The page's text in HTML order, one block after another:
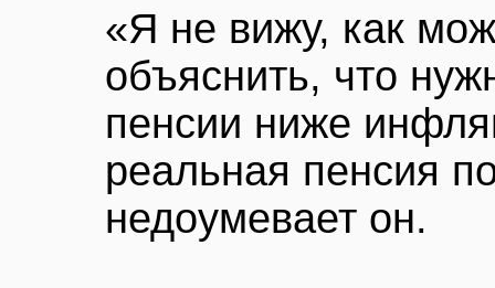
«Я не вижу, как
объяснить, что
пенсии ниже
реальная пенсия
недоумевает он.